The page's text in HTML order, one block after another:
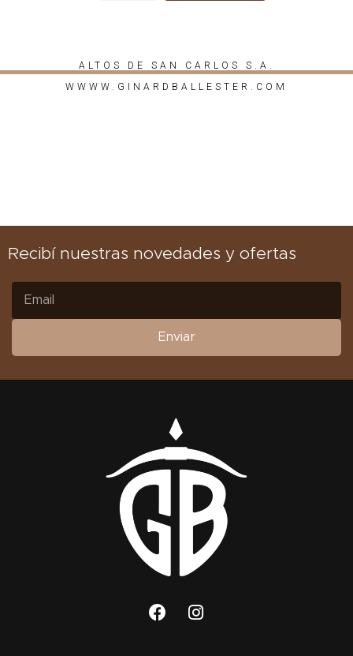
ALTOS DE SAN CARLOS S.A.
WWWW.GINARDBALLESTER.COM
Recibí nuestras novedades y ofertas
Enviar